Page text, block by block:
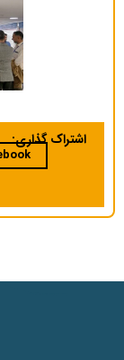
اشتراک گذاری: